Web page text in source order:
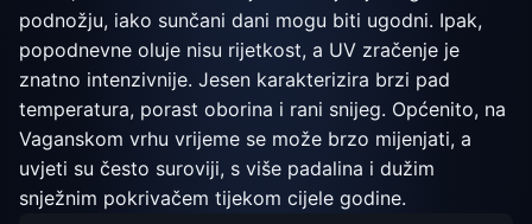
podnožju, iako sunčani dani mogu biti ugodni. Ipak,
popodnevne oluje nisu rijetkost, a UV zračenje je
znatno intenzivnije. Jesen karakterizira brzi pad
temperatura, porast oborina i rani snijeg. Općenito, na
Vaganskom vrhu vrijeme se može brzo mijenjati, a
uvjeti su često suroviji, s više padalina i dužim
snježnim pokrivačem tijekom cijele godine.